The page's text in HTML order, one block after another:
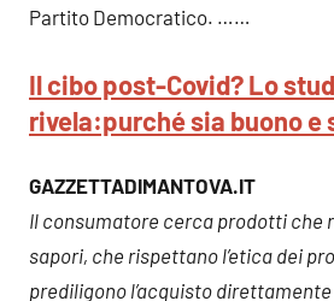
Partito Democratico. ……
Il cibo post-Covid? Lo
rivela:purché sia buono e
GAZZETTADIMANTOVA.IT
Il consumatore cerca prodotti che
sapori, che rispettano l’etica dei
prediligono l’acquisto